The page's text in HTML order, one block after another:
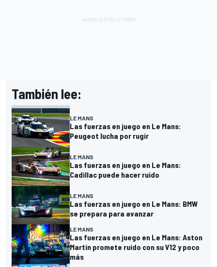
También lee:
LE MANS
Las fuerzas en juego en Le Mans:
Peugeot lucha por rugir
LE MANS
Las fuerzas en juego en Le Mans:
Cadillac puede hacer ruido
LE MANS
Las fuerzas en juego en Le Mans: BMW
se prepara para avanzar
LE MANS
Las fuerzas en juego en Le Mans: Aston
Martin promete ruido con su V12 y poco
más